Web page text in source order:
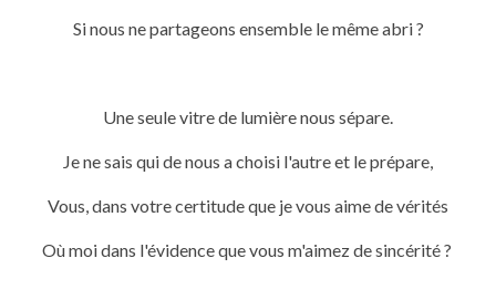
Si nous ne partageons ensemble le même abri ?
Une seule vitre de lumière nous sépare.
Je ne sais qui de nous a choisi l'autre et le prépare,
Vous, dans votre certitude que je vous aime de vérités
Où moi dans l'évidence que vous m'aimez de sincérité ?